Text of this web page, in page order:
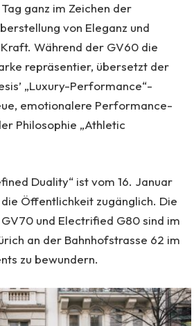
ganz im Zeichen der
von Eleganz und
Kraft. Während der GV60 die
repräsentier, übersetzt der
„Luxury-Performance“-
emotionalere Performance-
Philosophie „Athletic
Duality“ ist vom 16. Januar
Öffentlichkeit zugänglich. Die
und Electrified G80 sind im
an der Bahnhofstrasse 62 im
zu bewundern.